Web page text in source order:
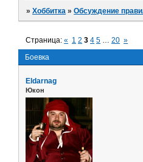
»Хоббитка »Обсуждение
Боевка
Страница:« 1 2 3 4 5 … 20 »
Eldarnag
Юкон